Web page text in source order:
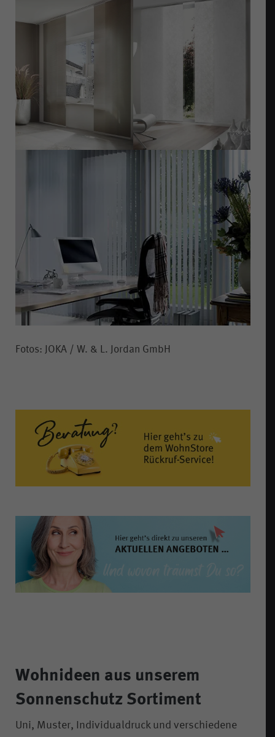
Fotos: JOKA / W. & L. Jordan GmbH
Wohnideen aus unserem
Sonnenschutz Sortiment
Uni, Muster, Individualdruck und verschiedene